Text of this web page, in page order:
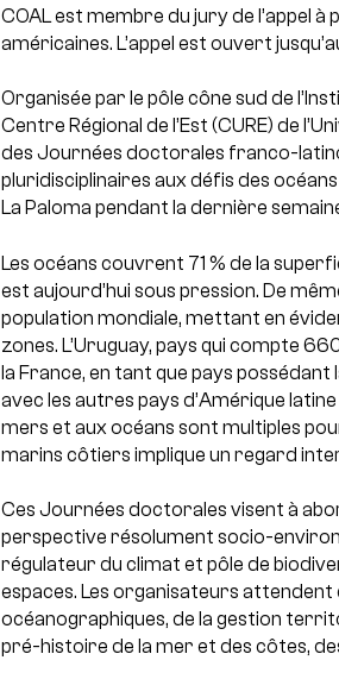
COAL est membre du jury de l’appel
américaines. L’appel est ouvert
Organisée par le pôle cône sud de
Centre Régional de l’Est (CURE) de
des Journées doctorales franco-
pluridisciplinaires aux défis des
La Paloma pendant la dernière
Les océans couvrent 71 % de la
est aujourd’hui sous pression. De
population mondiale, mettant en
zones. L’Uruguay, pays qui compte
la France, en tant que pays
avec les autres pays d’Amérique
mers et aux océans sont multiples
marins côtiers implique un regard
Ces Journées doctorales visent à
perspective résolument socio-
régulateur du climat et pôle de
espaces. Les organisateurs
océanographiques, de la gestion
pré-histoire de la mer et des côtes,